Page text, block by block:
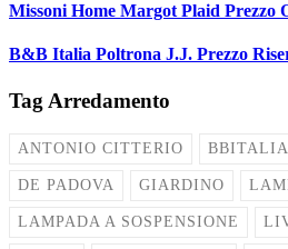
Missoni Home Margot Plaid Prezzo
B&B Italia Poltrona J.J. Prezzo
Tag Arredamento
ANTONIO CITTERIO BBITALIA
DE PADOVA GIARDINO
LAMPADA A SOSPENSIONE